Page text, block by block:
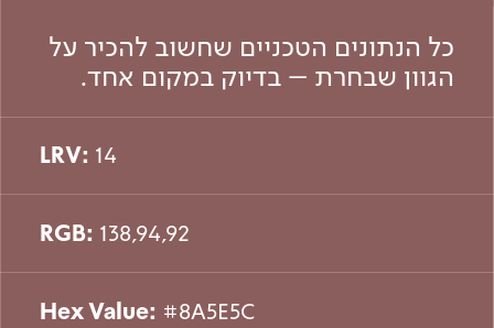
כל הנתונים הטכניים שחשוב להכיר על
הגוון שבחרת – בדיוק במקום אחד.
LRV: 14
RGB: 138,94,92
Hex Value: #8A5E5C